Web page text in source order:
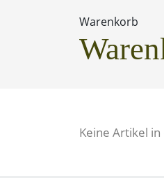
Warenkorb
Keine Artikel